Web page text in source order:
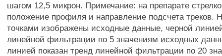
шагом 12,5 микрон. Примечание: на препарате
положение профиля и направление подсчета треков.
точками изображены исходные данные, черной
линейной фильтрации по 5 значениям исходных
линией показан тренд линейной фильтрации по 20